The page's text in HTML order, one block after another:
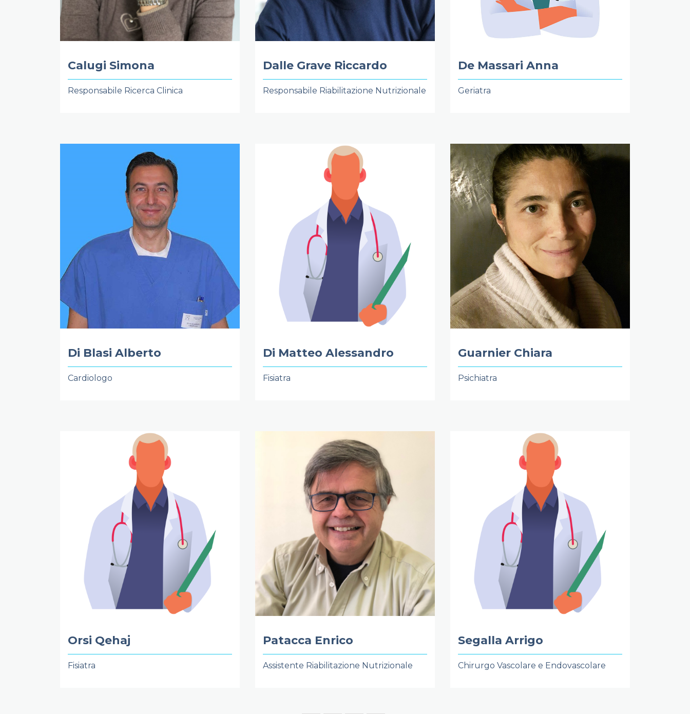
Calugi Simona
Responsabile Ricerca Clinica
Dalle Grave Riccardo
Responsabile Riabilitazione Nutrizionale
De Massari Anna
Geriatra
Di Blasi Alberto
Cardiologo
Di Matteo Alessandro
Fisiatra
Guarnier Chiara
Psichiatra
Orsi Qehaj
Fisiatra
Patacca Enrico
Assistente Riabilitazione Nutrizionale
Segalla Arrigo
Chirurgo Vascolare e Endovascolare